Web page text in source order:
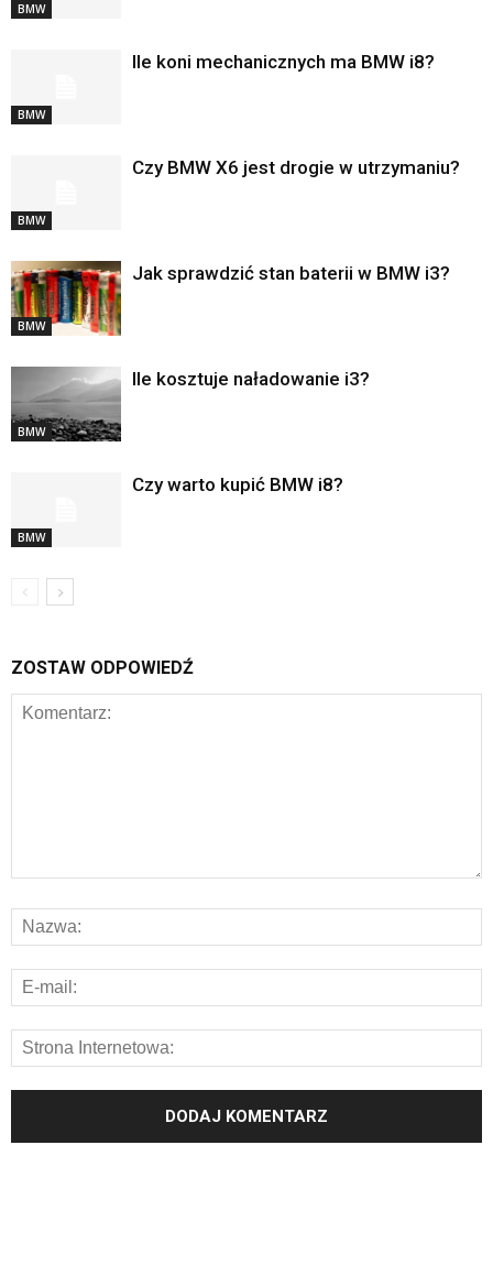
BMW
BMW
Ile koni mechanicznych ma BMW i8?
BMW
Czy BMW X6 jest drogie w utrzymaniu?
BMW
Jak sprawdzić stan baterii w BMW i3?
BMW
Ile kosztuje naładowanie i3?
BMW
Czy warto kupić BMW i8?
ZOSTAW ODPOWIEDŹ